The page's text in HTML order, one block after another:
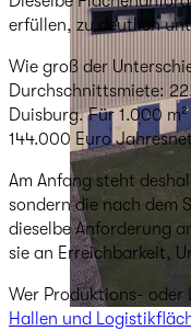
erfüllen, zu deutlich
Wie groß der
Durchschnittsmiete:
Duisburg. Für 1.000
144.000 Euro
Am Anfang steht
sondern die nach dem
dieselbe Anforderung
sie an Erreichbarkeit,
Wer Produktions- oder
Hallen und